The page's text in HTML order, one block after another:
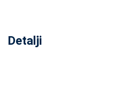
Detalji